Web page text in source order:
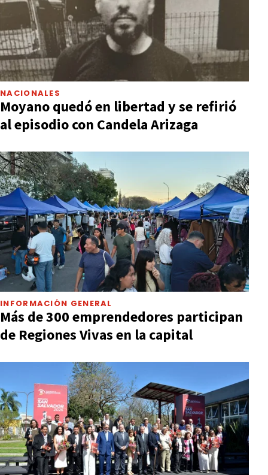
NACIONALES
Moyano quedó en libertad y se refirió
al episodio con Candela Arizaga
INFORMACIÓN GENERAL
Más de 300 emprendedores participan
de Regiones Vivas en la capital